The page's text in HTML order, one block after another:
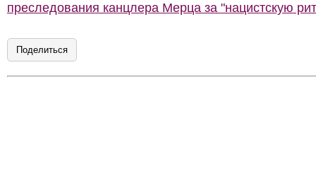
преследования канцлера Мерца за "нацистскую
Поделиться